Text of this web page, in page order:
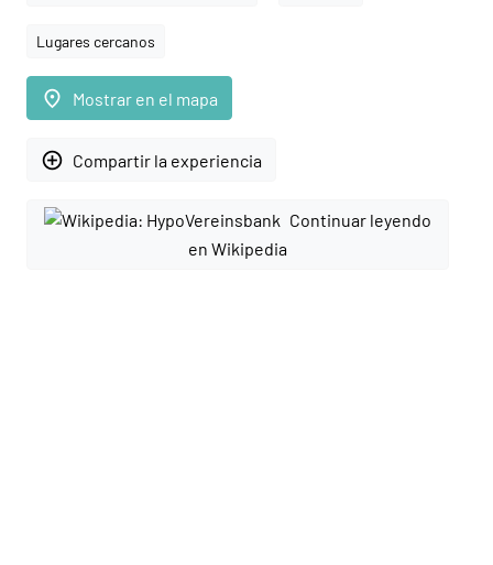
Lugares cercanos
place Mostrar en el mapa
add_circle_outline Compartir la experiencia
Continuar leyendo
en Wikipedia